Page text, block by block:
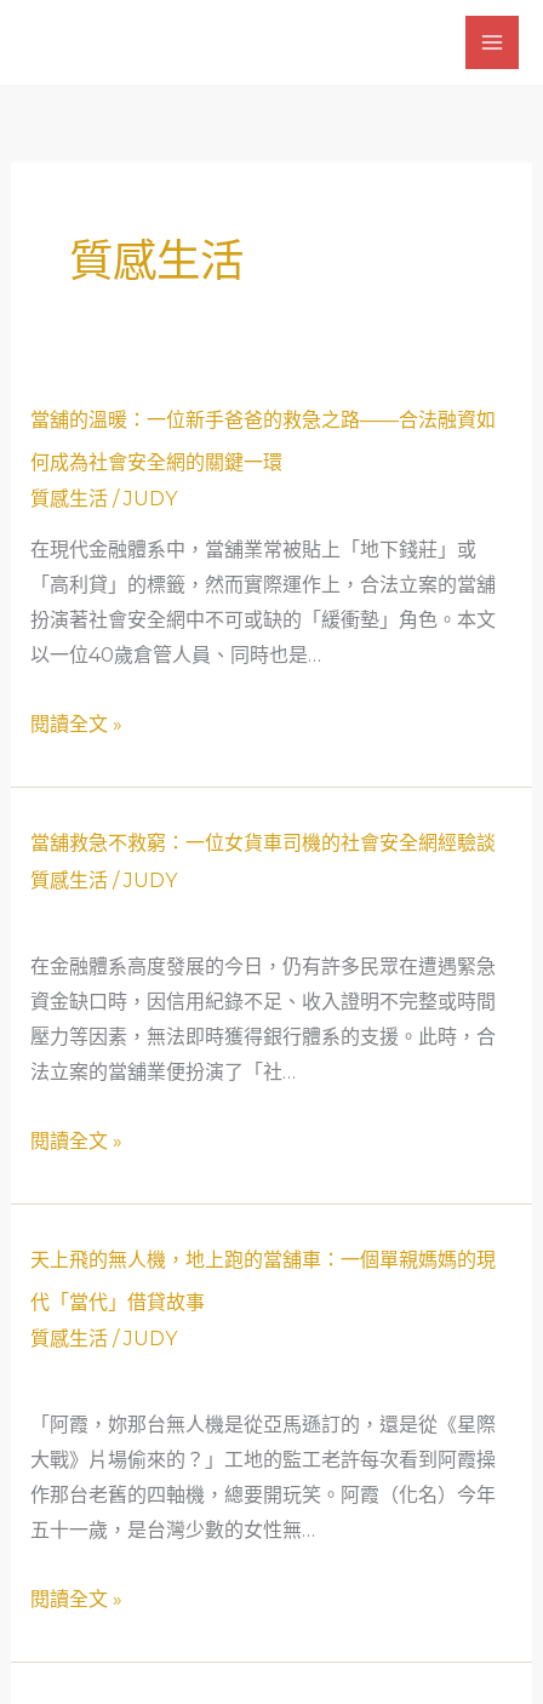
質感生活
當舖的溫暖：一位新手爸爸的救急之路——合法融資如
何成為社會安全網的關鍵一環
質感生活/JUDY
在現代金融體系中，當舖業常被貼上「地下錢莊」或
「高利貸」的標籤，然而實際運作上，合法立案的當舖
扮演著社會安全網中不可或缺的「緩衝墊」角色。本文
以一位40歲倉管人員、同時也是…
當
溫
暖：
一
位
新
爸
救
急
——
合
法
融
如
為
社
會
網
的
關
鍵
環
閱讀全文 »
當舖救急不救窮：一位女貨車司機的社會安全網經驗談
質感生活/JUDY
在金融體系高度發展的今日，仍有許多民眾在遭遇緊急
資金缺口時，因信用紀錄不足、收入證明不完整或時間
壓力等因素，無法即時獲得銀行體系的支援。此時，合
法立案的當舖業便扮演了「社…
當
舖
不
救
窮：
一
女
司
機
的
安
全
網
經
談
閱讀全文 »
天上飛的無人機，地上跑的當舖車：一個單親媽媽的現
代「當代」借貸故事
質感生活/JUDY
「阿霞，妳那台無人機是從亞馬遜訂的，還是從《星際
大戰》片場偷來的？」工地的監工老許每次看到阿霞操
作那台老舊的四軸機，總要開玩笑。阿霞（化名）今年
五十一歲，是台灣少數的女性無…
天
的
人
機，
地
上
的
閱讀全文 »